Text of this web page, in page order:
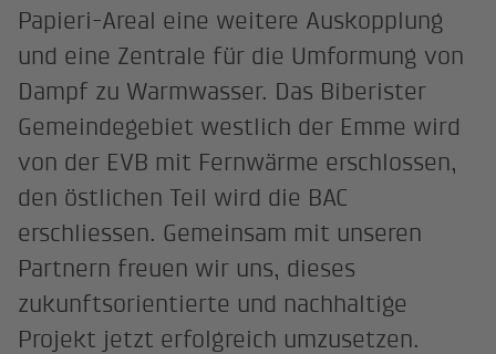
Papieri-Areal eine weitere Auskopplung
und eine Zentrale für die Umformung von
Dampf zu Warmwasser. Das Biberister
Gemeindegebiet westlich der Emme wird
von der EVB mit Fernwärme erschlossen,
den östlichen Teil wird die BAC
erschliessen. Gemeinsam mit unseren
Partnern freuen wir uns, dieses
zukunftsorientierte und nachhaltige
Projekt jetzt erfolgreich umzusetzen.